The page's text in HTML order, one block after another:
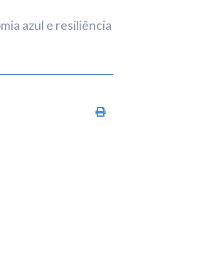
azul e resiliência
Imprimir conteúdo